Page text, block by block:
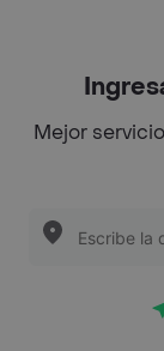
Top Marcas y
App
Mejor